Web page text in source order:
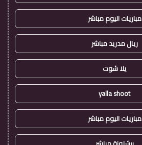
مباريات اليوم مباشر
ريال مدريد مباشر
يلا شوت
yalla shoot
مباريات اليوم مباشر